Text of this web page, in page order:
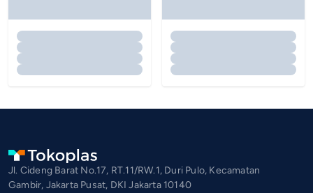
Jl. Cideng Barat No.17, RT.11/RW.1, Duri Pulo, Kecamatan
Gambir, Jakarta Pusat, DKI Jakarta 10140